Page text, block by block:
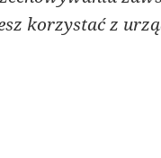
korzystać z